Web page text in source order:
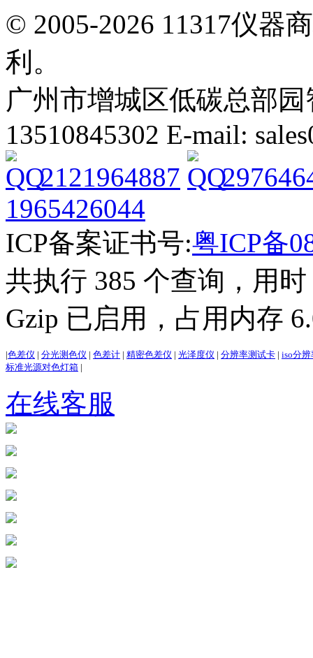
© 2005-2026 11317仪器
利。
广州市增城区低碳总部
13510845302 E-mail:
2121964887
1965426044
ICP备案证书号:粤ICP备
共执行 385 个查询，用
Gzip 已启用，占用内存
|色差仪 | 分光测色仪 | 色差计 | 精密色差仪 | 光泽度仪 | 分辨率测试卡 | iso分
标准光源对色灯箱 |
在线客服